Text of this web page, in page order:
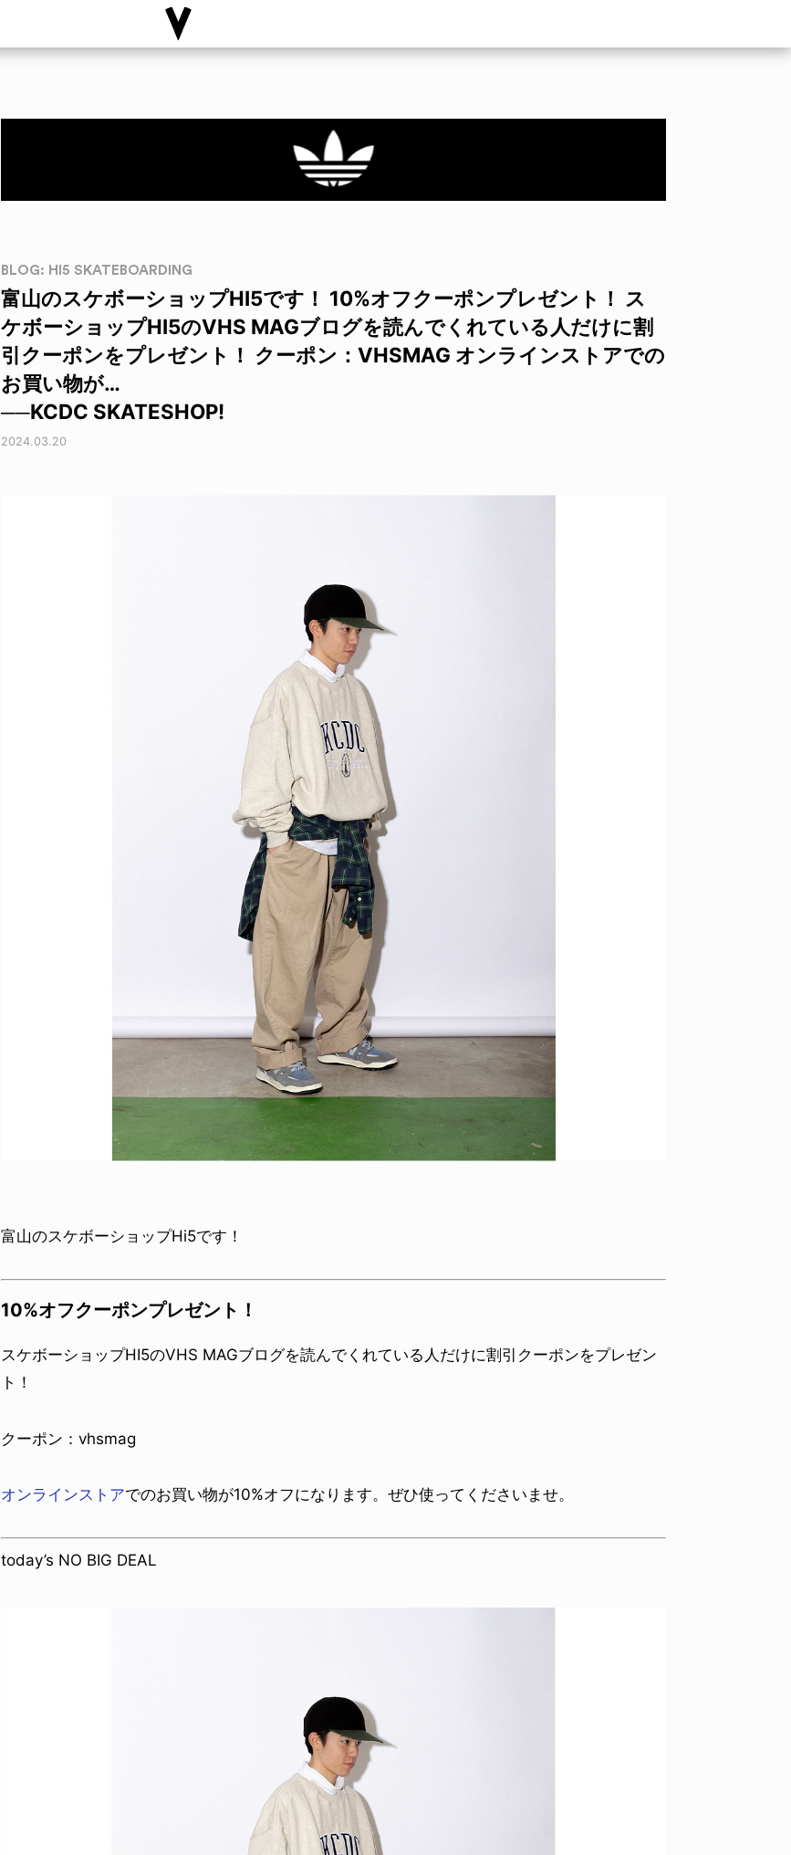
BLOG: HI5 SKATEBOARDING
富山のスケボーショップHI5です！ 10%オフクーポンプレゼント！ ス
ケボーショップHI5のVHS MAGブログを読んでくれている人だけに割
引クーポンをプレゼント！ クーポン：VHSMAG オンラインストアでの
お買い物が…
──KCDC SKATESHOP!
2024.03.20
富山のスケボーショップHi5です！
10%オフクーポンプレゼント！
スケボーショップHI5のVHS MAGブログを読んでくれている人だけに割引クーポンをプレゼン
ト！
クーポン：vhsmag
オンラインストアでのお買い物が10%オフになります。ぜひ使ってくださいませ。
today’s NO BIG DEAL